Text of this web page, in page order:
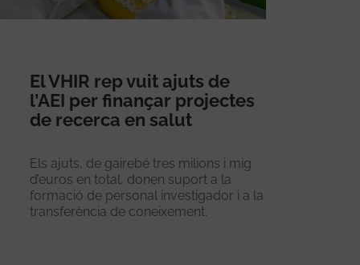
El VHIR rep vuit ajuts de
l’AEI per finançar projectes
de recerca en salut
Els ajuts, de gairebé tres milions i mig
d’euros en total, donen suport a la
formació de personal investigador i a la
transferència de coneixement.